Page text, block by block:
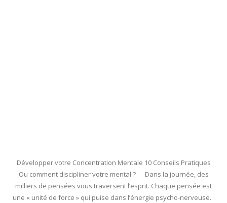
Développer votre Concentration Mentale 10 Conseils Pratiques
Ou comment discipliner votre mental ? Dans la journée, des
milliers de pensées vous traversent l’esprit. Chaque pensée est
une « unité de force » qui puise dans l’énergie psycho-nerveuse.